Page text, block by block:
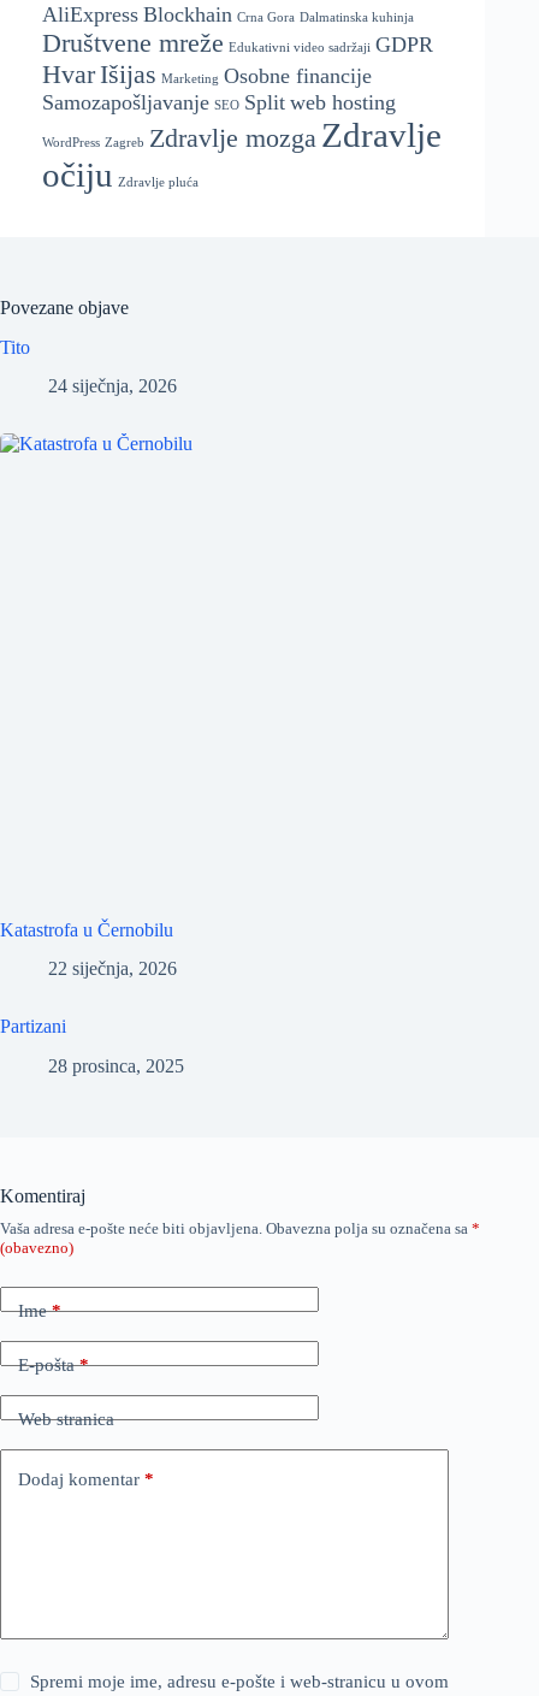
AliExpress Blockhain Crna Gora Dalmatinska kuhinja
Društvene mreže Edukativni video sadržaji GDPR
Hvar Išijas Marketing Osobne financije
Samozapošljavanje SEO Split web hosting
WordPress Zagreb Zdravlje mozga Zdravlje
očiju Zdravlje pluća
Povezane objave
Tito
24 siječnja, 2026
Katastrofa u Černobilu
22 siječnja, 2026
Partizani
28 prosinca, 2025
Komentiraj
Vaša adresa e-pošte neće biti objavljena. Obavezna polja su označena sa *
(obavezno)
Ime*
E-pošta*
Web stranica
Dodaj komentar *
Spremi moje ime, adresu e-pošte i web-stranicu u ovom